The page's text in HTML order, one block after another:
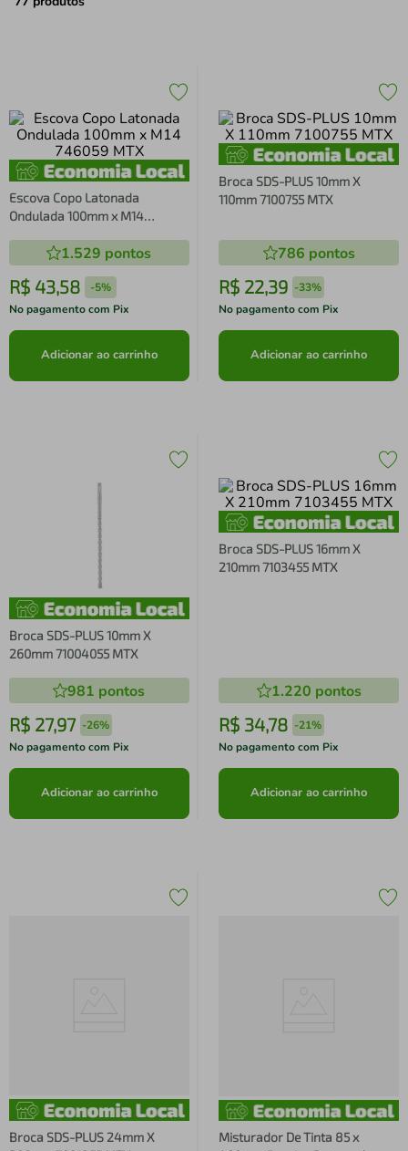
Escova Copo Latonada
Ondulada 100mm x M14
1.529 pontos
R$ 43,58 -5%
No pagamento com Pix
Adicionar ao carrinho
Broca SDS-PLUS 10mm X
110mm 7100755 MTX
786 pontos
R$ 22,39 -33%
No pagamento com Pix
Adicionar ao carrinho
Broca SDS-PLUS 10mm X
260mm 71004055 MTX
981 pontos
R$ 27,97 -26%
No pagamento com Pix
Adicionar ao carrinho
Broca SDS-PLUS 16mm X
210mm 7103455 MTX
1.220 pontos
R$ 34,78 -21%
No pagamento com Pix
Adicionar ao carrinho
Broca SDS-PLUS 24mm X
Misturador De Tinta 85 x